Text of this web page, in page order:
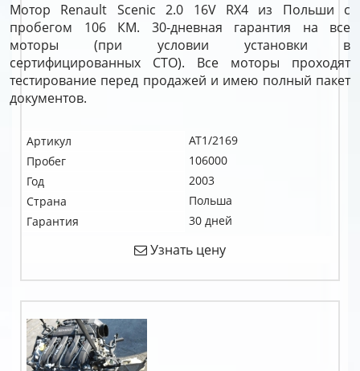
Мотор Renault Scenic 2.0 16V RX4 из Польши с
пробегом 106 КМ. 30-дневная гарантия на все
моторы (при условии установки в
сертифицированных СТО). Все моторы проходят
тестирование перед продажей и имею полный пакет
документов.
Артикул
AT1/2169
Пробег
106000
Год
2003
Страна
Польша
Гарантия
30 дней
Узнать цену